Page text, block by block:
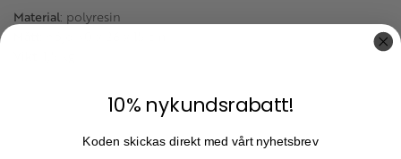
Material: polyresin
10% nykundsrabatt!
Koden skickas direkt med vårt nyhetsbrev